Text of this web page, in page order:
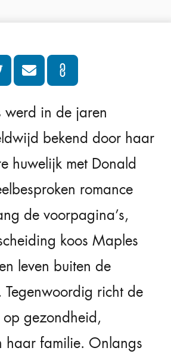
in de jaren
bekend door haar
huwelijk met Donald
romance
de voorpagina’s,
koos Maples
leven buiten de
Tegenwoordig richt de
gezondheid,
haar familie. Onlangs